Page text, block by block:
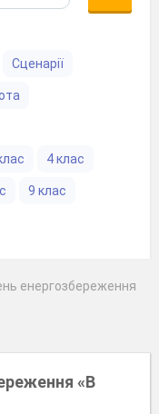
Сценарії
4 клас
9 клас
енергозбереження
«В